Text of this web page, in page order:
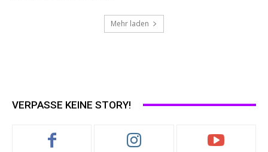
Mehr laden
VERPASSE KEINE STORY!